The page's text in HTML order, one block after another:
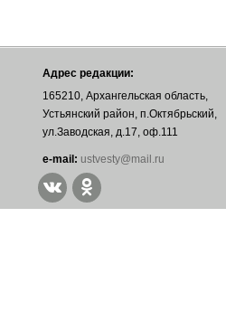
Адрес редакции:
165210, Архангельская область,
Устьянский район, п.Октябрьский,
ул.Заводская, д.17, оф.111
е-mail: ustvesty@mail.ru